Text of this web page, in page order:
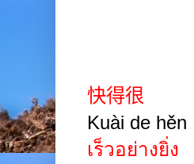
快得很
Kuài de hěn
เร็วอย่างยิ่ง